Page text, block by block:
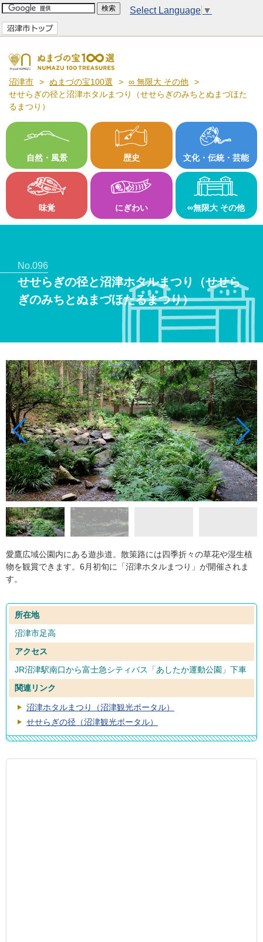
Select Language ▼
沼津市 ぬまづの宝100選
∞ 無限大 その他
せせらぎの径と沼津ホタルまつり（せせらぎのみちとぬまづほた
るまつり）
自然・風景 歴史 文化・伝統・芸能
味覚 にぎわい ∞無限大 その他
No.096
せせらぎの径と沼津ホタルまつり（せせら
ぎのみちとぬまづほたるまつり）
愛鷹広域公園内にある遊歩道。散策路には四季折々の草花や湿生植
物を観賞できます。6月初旬に「沼津ホタルまつり」が開催されま
す。
所在地
沼津市足高
アクセス
JR沼津駅南口から富士急シティバス「あしたか運動公園」下車
関連リンク
沼津ホタルまつり（沼津観光ポータル）
せせらぎの径（沼津観光ポータル）